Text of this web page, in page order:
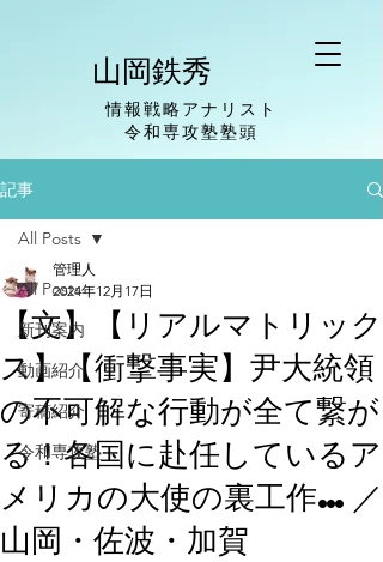
山岡鉄秀
情報戦略アナリスト
​令和専攻塾塾頭
記事
All Posts
新刊案内
動画紹介
寄稿紹介
令和専攻塾
All Posts
【文】【リアルマトリック
ス】【衝撃事実】尹大統領
の不可解な行動が全て繋が
る！各国に赴任しているア
メリカの大使の裏工作…／
山岡・佐波・加賀
管理人
2024年12月17日